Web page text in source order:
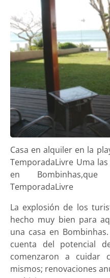
Casa en alquiler en la
TemporadaLivre Uma
en
TemporadaLivre
La explosión de los
hecho muy bien para
una casa en
cuenta del potencial
comenzaron a cuidar
mismos; renovaciones